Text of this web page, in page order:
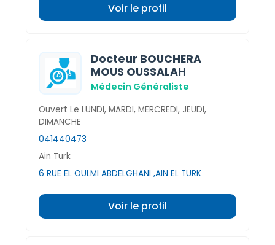
Voir le profil
Docteur BOUCHERA
MOUS OUSSALAH
Médecin Généraliste
Ouvert Le LUNDI, MARDI, MERCREDI, JEUDI,
DIMANCHE
041440473
Ain Turk
6 RUE EL OULMI ABDELGHANI ,AIN EL TURK
Voir le profil